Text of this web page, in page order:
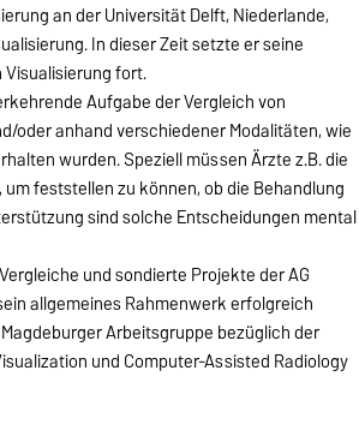
an der Universität Delft, Niederlande,
In dieser Zeit setzte er seine
fort.
Aufgabe der Vergleich von
oder anhand verschiedener Modalitäten, wie
wurden. Speziell müssen Ärzte z.B. die
feststellen zu können, ob die Behandlung
sind solche Entscheidungen mental
und sondierte Projekte der AG
allgemeines Rahmenwerk erfolgreich
Arbeitsgruppe bezüglich der
und Computer-Assisted Radiology